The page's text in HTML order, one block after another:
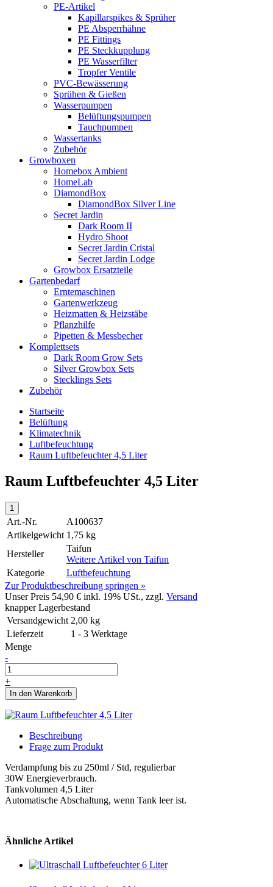
PE-Artikel
Kapillarspikes & Sprüher
PE Absperrhähne
PE Fittings
PE Steckkupplung
PE Wasserfilter
Tropfer Ventile
PVC-Bewässerung
Sprühen & Gießen
Wasserpumpen
Belüftungspumpen
Tauchpumpen
Wassertanks
Zubehör
Growboxen
Homebox Ambient
HomeLab
DiamondBox
DiamondBox Silver Line
Secret Jardin
Dark Room II
Hydro Shoot
Secret Jardin Cristal
Secret Jardin Lodge
Growbox Ersatzteile
Gartenbedarf
Erntemaschinen
Gartenwerkzeug
Heizmatten & Heizstäbe
Pflanzhilfe
Pipetten & Messbecher
Komplettsets
Dark Room Grow Sets
Silver Growbox Sets
Stecklings Sets
Zubehör
Startseite
Belüftung
Klimatechnik
Luftbefeuchtung
Raum Luftbefeuchter 4,5 Liter
Raum Luftbefeuchter 4,5 Liter
Art.-Nr.
A100637
Artikelgewicht 1,75 kg
Hersteller
Taifun
Weitere Artikel von Taifun
Kategorie
Luftbefeuchtung
Zur Produktbeschreibung springen »
Unser Preis 54,90 € inkl. 19% USt., zzgl. Versand
knapper Lagerbestand
Versandgewicht 2,00 kg
Lieferzeit
1 - 3 Werktage
Menge
-
+
In den Warenkorb
Beschreibung
Frage zum Produkt
Verdampfung bis zu 250ml / Std, regulierbar
30W Energieverbrauch.
Tankvolumen 4,5 Liter
Automatische Abschaltung, wenn Tank leer ist.
Ähnliche Artikel